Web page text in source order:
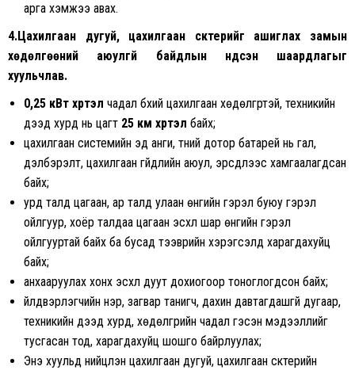
арга хэмжээ авах.
4.Цахилгаан дугуй, цахилгаан скүүтерийг ашиглах замын
хөдөлгөөний аюулгүй байдлын үндсэн шаардлагыг
хуульчлав.
0,25 кВт хүртэл чадал бүхий цахилгаан хөдөлгүүртэй, техникийн
дээд хурд нь цагт 25 км хүртэл байх;
цахилгаан системийн эд анги, түүний дотор батарей нь гал,
дэлбэрэлт, цахилгаан гүйдлийн аюул, эрсдлээс хамгаалагдсан
байх;
урд талд цагаан, ар талд улаан өнгийн гэрэл буюу гэрэл
ойлгуур, хоёр талдаа цагаан эсхүл шар өнгийн гэрэл
ойлгууртай байх ба бусад тээврийн хэрэгсэлд харагдахуйц
байх;
анхааруулах хонх эсхүл дуут дохиогоор тоноглогдсон байх;
үйлдвэрлэгчийн нэр, загвар танигч, дахин давтагдашгүй дугаар,
техникийн дээд хурд, хөдөлгүүрийн чадал гэсэн мэдээллийг
тусгасан тод, харагдахуйц шошго байрлуулах;
Энэ хуульд нийцүүлэн цахилгаан дугуй, цахилгаан скүүтерийн